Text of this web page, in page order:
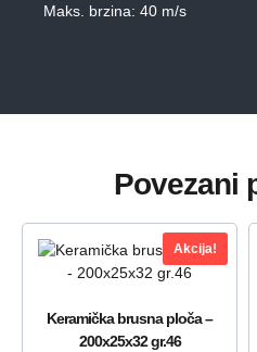
Maks. brzina: 40 m/s
Povezani
Akcija!
Keramička brusna ploča –
200x25x32 gr.46